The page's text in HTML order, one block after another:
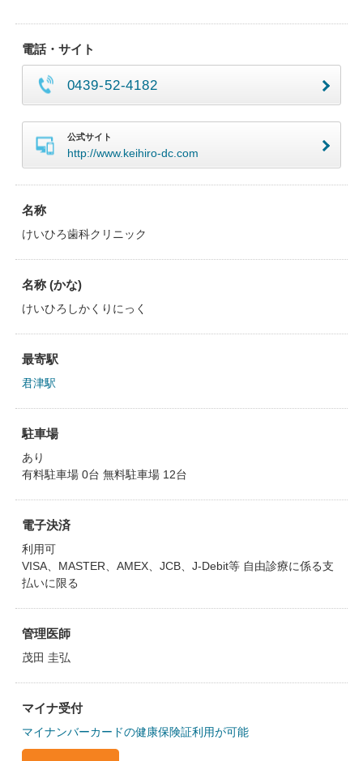
電話・サイト
0439-52-4182
公式サイト
http://www.keihiro-dc.com
名称
けいひろ歯科クリニック
名称 (かな)
けいひろしかくりにっく
最寄駅
君津駅
駐車場
あり
有料駐車場 0台 無料駐車場 12台
電子決済
利用可
VISA、MASTER、AMEX、JCB、J-Debit等 自由診療に係る支
払いに限る
管理医師
茂田 圭弘
マイナ受付
マイナンバーカードの健康保険証利用が可能